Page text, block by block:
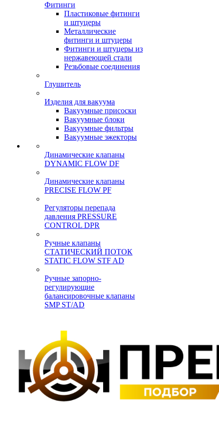
Фитинги
Пластиковые фитинги
и штуцеры
Металлические
фитинги и штуцеры
Фитинги и штуцеры из
нержавеющей стали
Резьбовые соединения
Глушитель
Изделия для вакуума
Вакуумные присоски
Вакуумные блоки
Вакуумные фильтры
Вакуумные эжекторы
Динамические клапаны
DYNAMIC FLOW DF
Динамические клапаны
PRECISE FLOW PF
Регуляторы перепада
давления PRESSURE
CONTROL DPR
Ручные клапаны
СТАТИЧЕСКИЙ ПОТОК
STATIC FLOW STF AD
Ручные запорно-
регулирующие
балансировочные клапаны
SMP ST/AD